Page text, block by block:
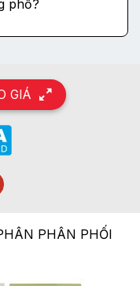
phố?
GIÁ
PHÂN PHỐI